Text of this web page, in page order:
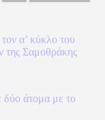
α’ κύκλο του
της Σαμοθράκης
δύο άτομα με το